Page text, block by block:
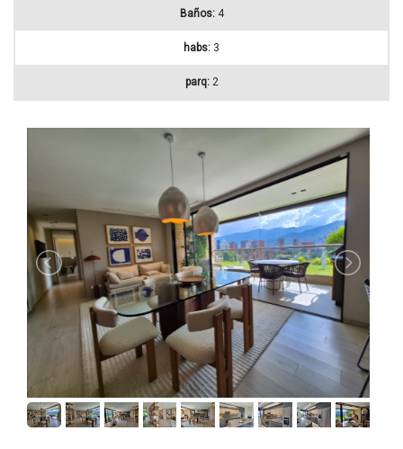
Baños: 4
habs: 3
parq: 2